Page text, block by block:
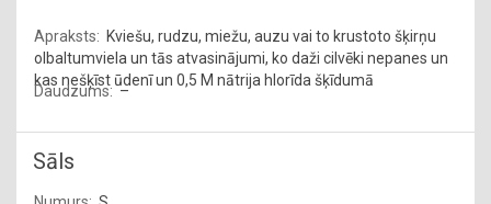
Kviešu, rudzu, miežu, auzu vai to krustoto šķirņu
olbaltumviela un tās atvasinājumi, ko daži cilvēki nepanes un
kas nešķīst ūdenī un 0,5 M nātrija hlorīda šķīdumā
–
Sāls